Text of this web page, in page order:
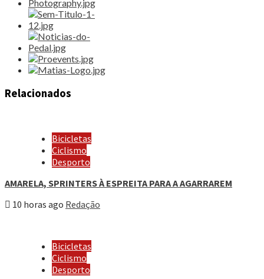
Relacionados
Bicicletas
Ciclismo
Desporto
AMARELA, SPRINTERS À ESPREITA PARA A AGARRAREM
10 horas ago Redação
Bicicletas
Ciclismo
Desporto